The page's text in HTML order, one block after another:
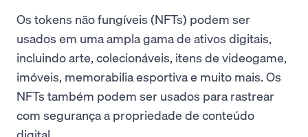
Os tokens não fungíveis (NFTs) podem ser
usados em uma ampla gama de ativos digitais,
incluindo arte, colecionáveis, itens de videogame,
imóveis, memorabilia esportiva e muito mais. Os
NFTs também podem ser usados para rastrear
com segurança a propriedade de conteúdo